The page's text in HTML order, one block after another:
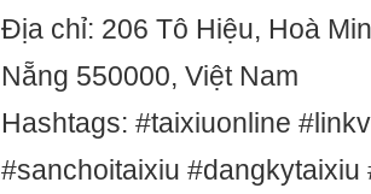
Địa chỉ: 206 Tô Hiệu, Hoà
Nẵng 550000, Việt Nam
Hashtags: #taixiuonline
#sanchoitaixiu #dangkytaixiu